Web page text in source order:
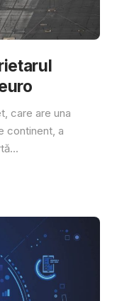
care are una
continent, a